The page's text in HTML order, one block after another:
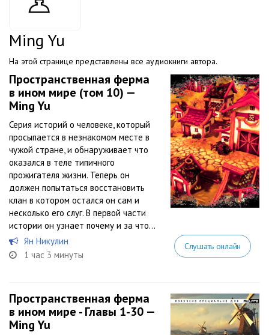
Ming Yu
На этой странице представлены все аудиокниги автора.
Пространственная ферма
в ином мире (том 10) —
Ming Yu
Серия историй о человеке, который
просыпается в незнакомом месте в
чужой стране, и обнаруживает что
оказался в теле типичного
прожигателя жизни. Теперь он
должен попытаться восстановить
клан в котором остался он сам и
несколько его слуг. В первой части
истории он узнает почему и за что...
Ян Никулин
1 час 3 минуты
Слушать онлайн
Пространственная ферма
в ином мире - Главы 1-30 —
Ming Yu